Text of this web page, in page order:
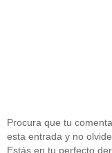
Procura que tu
esta entrada y no
Estás en tu perfecto